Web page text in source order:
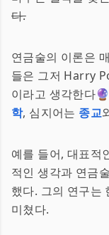
다.
연금술의 이론은
들은 그저 Harry
이라고 생각한다
학, 심지어는 종교
예를 들어, 대표적
적인 생각과 연금
했다. 그의 연구는
미쳤다.